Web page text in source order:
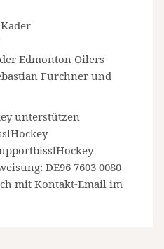
Edmonton Oilers
Furchner und
unterstützen
DE96 7603 0080
mit Kontakt-Email im